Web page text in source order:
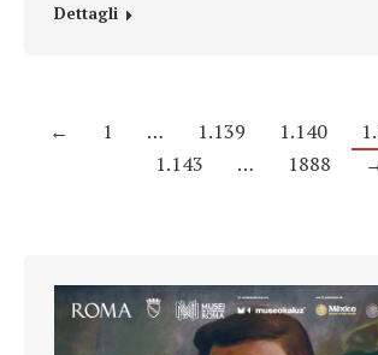
Dettagli
← 1 … 1.139 1.140
1.143
… 1888